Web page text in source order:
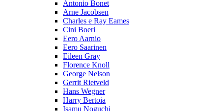
Antonio Bonet
Arne Jacobsen
Charles e Ray Eames
Cini Boeri
Eero Aarnio
Eero Saarinen
Eileen Gray
Florence Knoll
George Nelson
Gerrit Rietveld
Hans Wegner
Harry Bertoia
Isamu Noguchi